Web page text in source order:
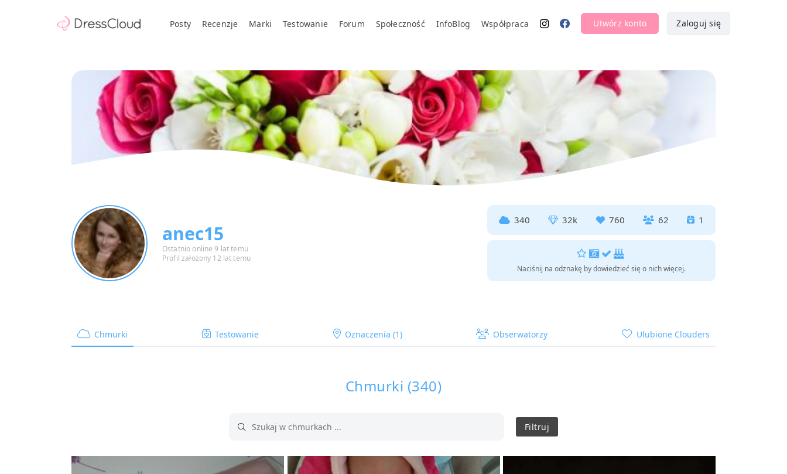
Posty Recenzje Marki Testowanie Forum Społeczność InfoBlog Współpraca Utwórz konto Zaloguj się
anec15
Ostatnio online 9 lat temu
Profil założony 12 lat temu
340 32k 760 62 1
Naciśnij na odznakę by dowiedzieć się o nich więcej.
Chmurki Testowanie Oznaczenia (1) Obserwatorzy Ulubione Clouders
Chmurki (340)
Filtruj